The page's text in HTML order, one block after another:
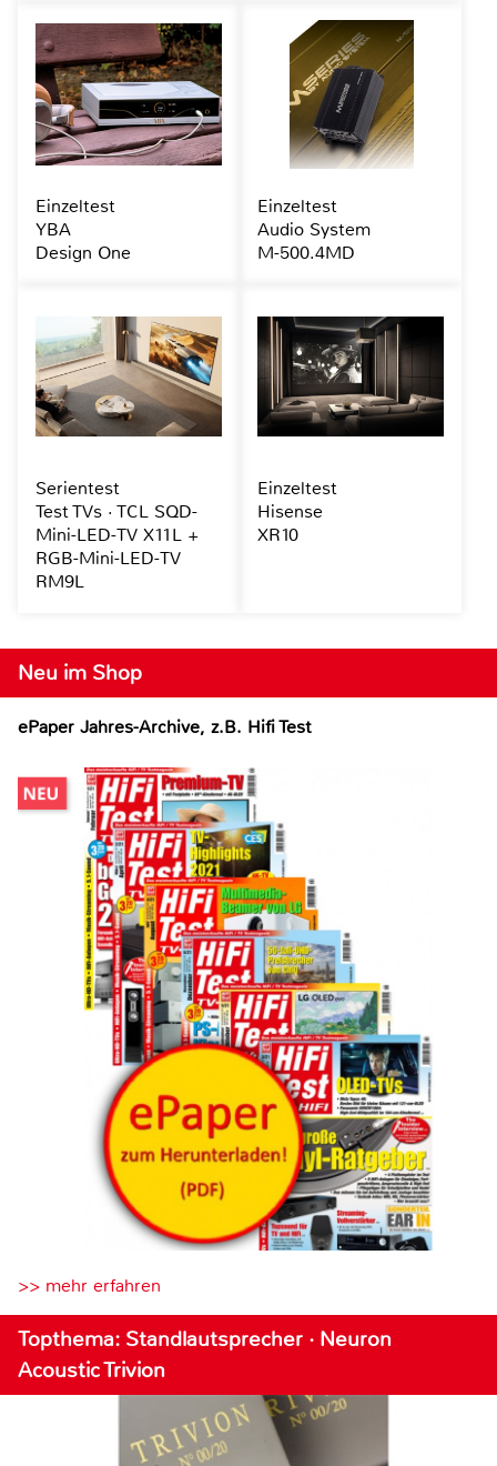
Neu im Shop
ePaper Jahres-Archive, z.B. Hifi Test
>> mehr erfahren
Topthema: Standlautsprecher · Neuron
Acoustic Trivion
Einzeltest
YBA
Design One
Einzeltest
Audio System
M-500.4MD
Serientest
Test TVs · TCL SQD-
Mini-LED-TV X11L +
RGB-Mini-LED-TV
RM9L
Einzeltest
Hisense
XR10